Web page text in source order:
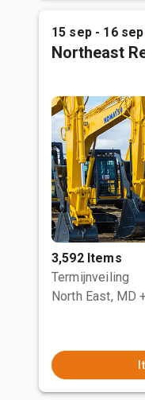
15 sep - 16 sep
Northeast
3,592 Items
Termijnveiling
North East, MD